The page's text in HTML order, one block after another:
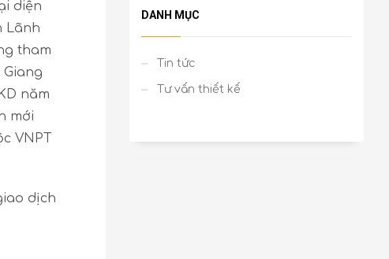
diện
Lãnh
tham
năm
mới
VNPT
dịch
DANH MỤC
Tin tức
Tư vấn thiết kế